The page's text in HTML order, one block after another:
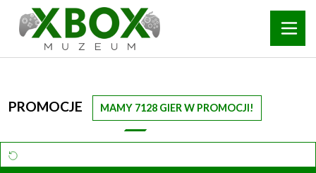
PROMOCJE MAMY 7128 GIER W PROMOCJI!